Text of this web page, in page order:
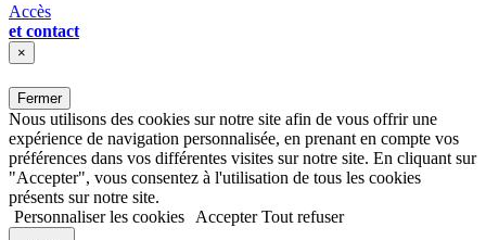
Accès
et contact
×
Fermer
Nous utilisons des cookies sur notre site afin de vous offrir une
expérience de navigation personnalisée, en prenant en compte vos
préférences dans vos différentes visites sur notre site. En cliquant sur
"Accepter", vous consentez à l'utilisation de tous les cookies
présents sur notre site.
Personnaliser les cookies
Accepter Tout refuser